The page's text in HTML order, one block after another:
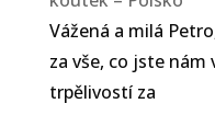
Vážená a milá
za vše, co jste nám
trpělivostí za